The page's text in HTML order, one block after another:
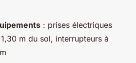
: prises électriques
m du sol, interrupteurs à